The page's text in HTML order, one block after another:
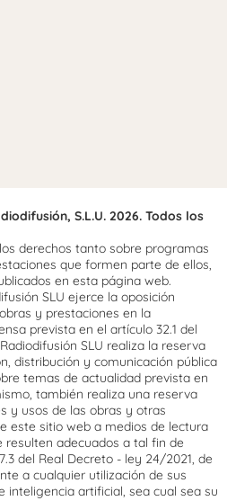
S.L.U. 2026. Todos los
derechos tanto sobre programas
que formen parte de ellos,
en esta página web.
SLU ejerce la oposición
y prestaciones en la
prevista en el artículo 32.1 del
SLU realiza la reserva
distribución y comunicación pública
temas de actualidad prevista en
también realiza una reserva
y usos de las obras y otras
este sitio web a medios de lectura
adecuados a tal fin de
del Real Decreto - ley 24/2021, de
a cualquier utilización de sus
inteligencia artificial, sea cual sea su